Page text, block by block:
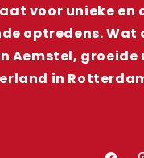
voor unieke
optredens. Wat
Aemstel,
in